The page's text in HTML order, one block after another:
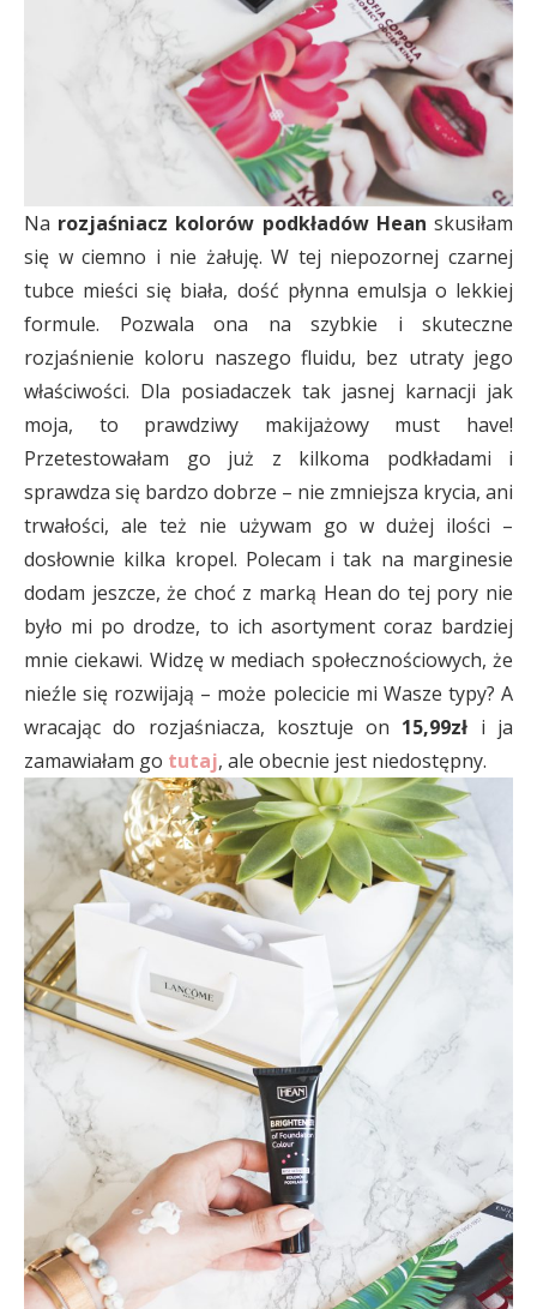
Na rozjaśniacz kolorów podkładów Hean skusiłam
się w ciemno i nie żałuję. W tej niepozornej czarnej
tubce mieści się biała, dość płynna emulsja o lekkiej
formule. Pozwala ona na szybkie i skuteczne
rozjaśnienie koloru naszego fluidu, bez utraty jego
właściwości. Dla posiadaczek tak jasnej karnacji jak
moja, to prawdziwy makijażowy must have!
Przetestowałam go już z kilkoma podkładami i
sprawdza się bardzo dobrze – nie zmniejsza krycia, ani
trwałości, ale też nie używam go w dużej ilości –
dosłownie kilka kropel. Polecam i tak na marginesie
dodam jeszcze, że choć z marką Hean do tej pory nie
było mi po drodze, to ich asortyment coraz bardziej
mnie ciekawi. Widzę w mediach społecznościowych, że
nieźle się rozwijają – może polecicie mi Wasze typy? A
wracając do rozjaśniacza, kosztuje on 15,99zł i ja
zamawiałam go tutaj, ale obecnie jest niedostępny.